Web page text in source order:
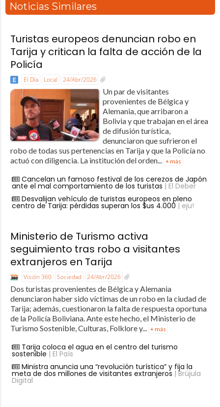
Noticias Similares
Turistas europeos denuncian robo en
Tarija y critican la falta de acción de la
Policía
El Día Local 24/Abr/2026
Un par de visitantes
provenientes de Bélgica y
Alemania, que arribaron a
Bolivia y que trabajan en el área
de difusión turística,
denunciaron que sufrieron el
robo de todas sus pertenencias en Tarija y que la Policía no
actuó con diligencia. La institución del orden... + más
Cancelan un famoso festival de los cerezos de Japón
ante el mal comportamiento de los turistas | El Deber
Desvalijan vehículo de turistas europeos en pleno
centro de Tarija: pérdidas superan los $us 4.000 | eju!
Ministerio de Turismo activa
seguimiento tras robo a visitantes
extranjeros en Tarija
Visión 360 Sociedad 24/Abr/2026
Dos turistas provenientes de Bélgica y Alemania
denunciaron haber sido víctimas de un robo en la ciudad de
Tarija; además, cuestionaron la falta de respuesta oportuna
de la Policía Boliviana. Ante este hecho, el Ministerio de
Turismo Sostenible, Culturas, Folklore y...
+ más
Tarija coloca el agua en el centro del turismo
sostenible | El País
Ministra anuncia una “revolución turística” y fija la
meta de dos millones de visitantes extranjeros | Brújula
Digital